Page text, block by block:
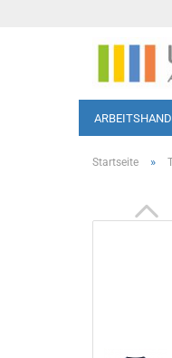
SOFTSHELL-
Startseite »